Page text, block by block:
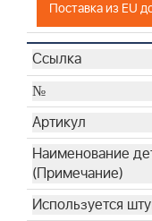
Поставка из EU